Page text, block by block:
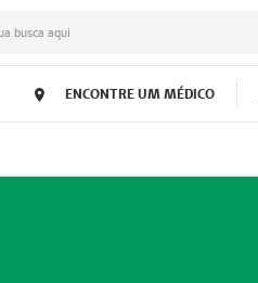
busca aqui
ENCONTRE UM MÉDICO